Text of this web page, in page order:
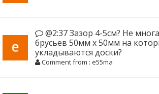
@2:37 Зазор 4-5см? Не
брусьев 50мм х 50мм на
укладываются доски?
Comment from : e55ma